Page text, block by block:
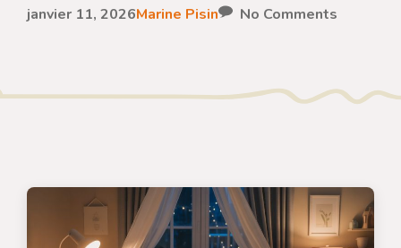
janvier 11, 2026Marine Pisin No Comments